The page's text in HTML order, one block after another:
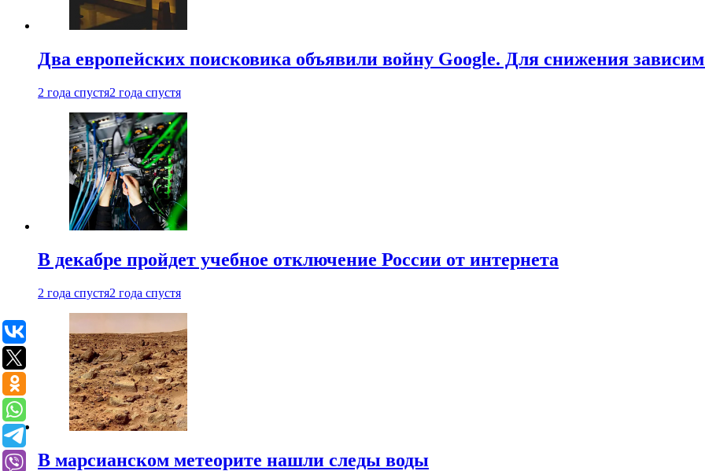
Два европейских поисковика объявили войну Google. Для снижения
2 года спустя2 года спустя
В декабре пройдет учебное отключение России от интернета
2 года спустя2 года спустя
В марсианском метеорите нашли следы воды